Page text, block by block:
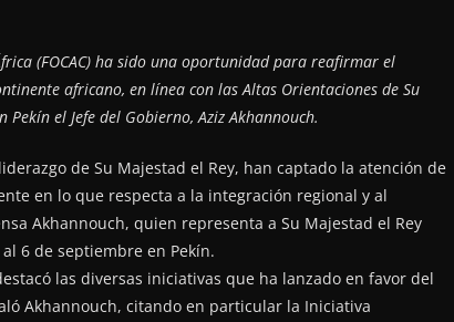
(FOCAC) ha sido una oportunidad para reafirmar el
africano, en línea con las Altas Orientaciones de Su
el Jefe del Gobierno, Aziz Akhannouch.
de Su Majestad el Rey, han captado la atención de
en lo que respecta a la integración regional y al
Akhannouch, quien representa a Su Majestad el Rey
6 de septiembre en Pekín.
las diversas iniciativas que ha lanzado en favor del
Akhannouch, citando en particular la Iniciativa